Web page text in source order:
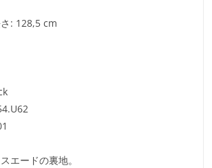
: 128,5 cm
エードの裏地。